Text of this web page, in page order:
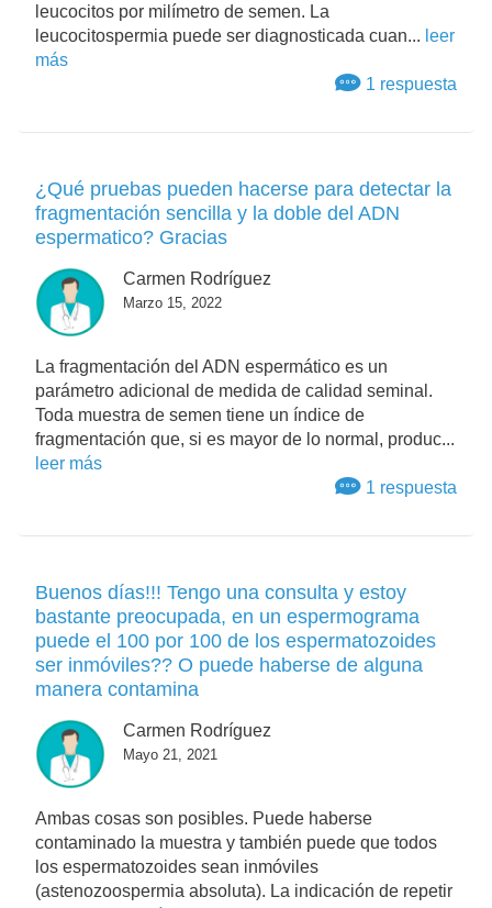
leucocitos por milímetro de semen. La
leucocitospermia puede ser diagnosticada cuan... leer
más
1 respuesta
¿Qué pruebas pueden hacerse para detectar la
fragmentación sencilla y la doble del ADN
espermatico? Gracias
Carmen Rodríguez
Marzo 15, 2022
La fragmentación del ADN espermático es un
parámetro adicional de medida de calidad seminal.
Toda muestra de semen tiene un índice de
fragmentación que, si es mayor de lo normal, produc...
leer más
1 respuesta
Buenos días!!! Tengo una consulta y estoy
bastante preocupada, en un espermograma
puede el 100 por 100 de los espermatozoides
ser inmóviles?? O puede haberse de alguna
manera contamina
Carmen Rodríguez
Mayo 21, 2021
Ambas cosas son posibles. Puede haberse
contaminado la muestra y también puede que todos
los espermatozoides sean inmóviles
(astenozoospermia absoluta). La indicación de repetir